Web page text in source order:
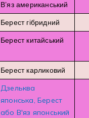
В’яз американський
Берест гібридний
Берест китайський
Берест карликовий
Дзельква
японська, Берест
або В'яз японський